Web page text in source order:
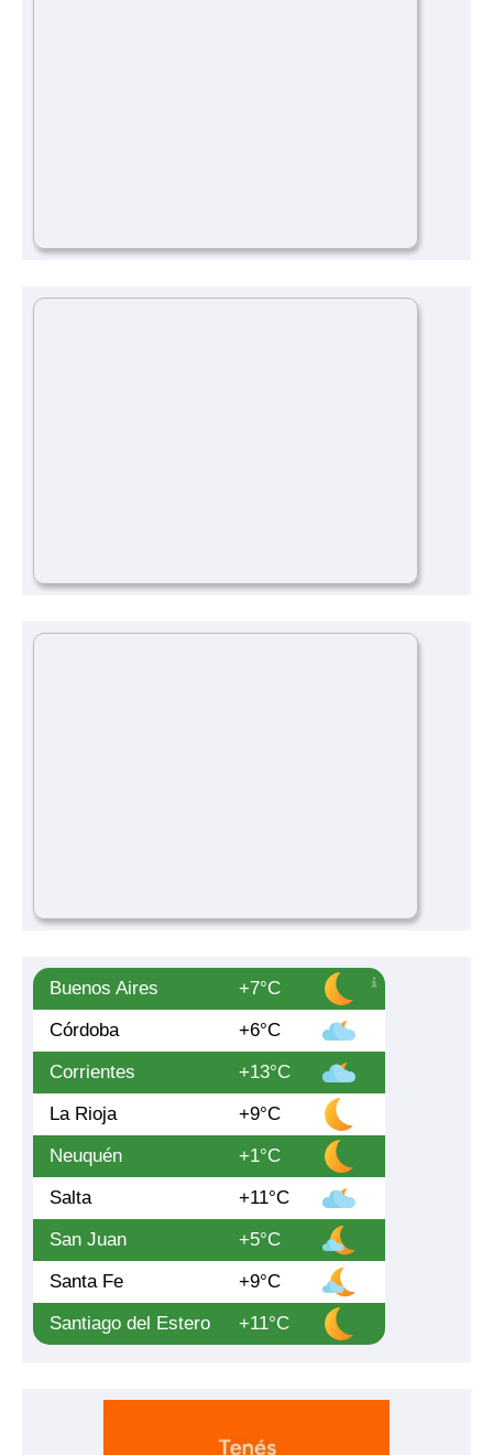
Buenos Aires
+7°C
Córdoba
+6°C
Corrientes
+13°C
La Rioja
+9°C
Neuquén
+1°C
Salta
+11°C
San Juan
+5°C
Santa Fe
+9°C
Santiago del Estero
+11°C